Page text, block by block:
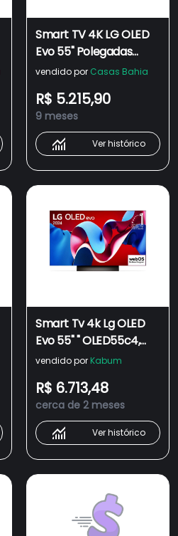
Smart TV 4K LG OLED
Evo 55" Polegadas
OLED55C4,
AI, Painel 144Hz e
Design Ultra Slim
vendido por Casas Bahia
R$ 5.215,90
9 meses
Ver histórico
Smart Tv 4k Lg OLED
Evo 55" " OLED55c4,
Processador A9 Ger7,
Design Ultra Slim
vendido por Kabum
R$ 6.713,48
cerca de 2 meses
Ver histórico